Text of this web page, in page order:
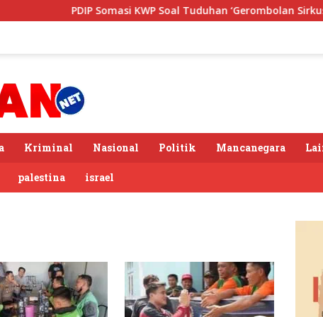
PDIP Somasi KWP Soal Tuduhan ‘Gerombolan
Kriminal Nasional Politik Mancanegara
palestina israel